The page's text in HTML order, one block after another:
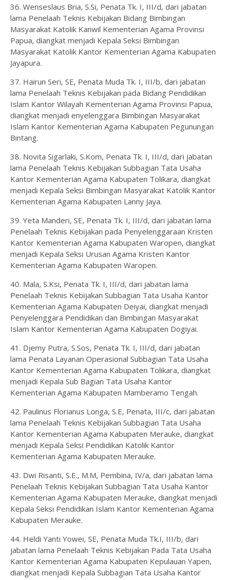
36. Wenseslaus Bria, S.Si, Penata Tk. I, III/d, dari jabatan
lama Penelaah Teknis Kebijakan Bidang Bimbingan
Masyarakat Katolik Kanwil Kementerian Agama Provinsi
Papua, diangkat menjadi Kepala Seksi Bimbingan
Masyarakat Katolik Kantor Kementerian Agama Kabupaten
Jayapura.
37. Hairun Seri, SE, Penata Muda Tk. I, III/b, dari jabatan
lama Penelaah Teknis Kebijakan pada Bidang Pendidikan
Islam Kantor Wilayah Kementerian Agama Provinsi Papua,
diangkat menjadi enyelenggara Bimbingan Masyarakat
Islam Kantor Kementerian Agama Kabupaten Pegunungan
Bintang.
38. Novita Sigarlaki, S.Kom, Penata Tk. I, III/d, dari jabatan
lama Penelaah Teknis Kebijakan Subbagian Tata Usaha
Kantor Kementerian Agama Kabupaten Tolikara, diangkat
menjadi Kepala Seksi Bimbingan Masyarakat Katolik Kantor
Kementerian Agama Kabupaten Lanny Jaya.
39. Yeta Manderi, SE, Penata Tk. I, III/d, dari jabatan lama
Penelaah Teknis Kebijakan pada Penyelenggaraan Kristen
Kantor Kementerian Agama Kabupaten Waropen, diangkat
menjadi Kepala Seksi Urusan Agama Kristen Kantor
Kementerian Agama Kabupaten Waropen.
40. Mala, S.Ksi, Penata Tk. I, III/d, dari jabatan lama
Penelaah Teknis Kebijakan Subbagian Tata Usaha Kantor
Kementerian Agama Kabupaten Deiyai, diangkat menjadi
Penyelenggara Pendidikan dan Bimbingan Masyarakat
Islam Kantor Kementerian Agama Kabupaten Dogiyai.
41. Djemy Putra, S.Sos, Penata Tk. I, III/d, dari jabatan
lama Penata Layanan Operasional Subbagian Tata Usaha
Kantor Kementerian Agama Kabupaten Tolikara, diangkat
menjadi Kepala Sub Bagian Tata Usaha Kantor
Kementerian Agama Kabupaten Mamberamo Tengah.
42. Paulinus Florianus Longa, S.E, Penata, III/c, dari jabatan
lama Penelaah Teknis Kebijakan Subbagian Tata Usaha
Kantor Kementerian Agama Kabupaten Merauke, diangkat
menjadi Kepala Seksi Pendidikan Katolik Kantor
Kementerian Agama Kabupaten Merauke.
43. Dwi Risanti, S.E., M.M, Pembina, IV/a, dari jabatan lama
Penelaah Teknis Kebijakan Subbagian Tata Usaha Kantor
Kementerian Agama Kabupaten Merauke, diangkat menjadi
Kepala Seksi Pendidikan Islam Kantor Kementerian Agama
Kabupaten Merauke.
44. Heldi Yanti Yowei, SE, Penata Muda Tk.I, III/b, dari
jabatan lama Penelaah Teknis Kebijakan Pada Tata Usaha
Kantor Kementerian Agama Kabupaten Kepulauan Yapen,
diangkat menjadi Kepala Subbagian Tata Usaha Kantor